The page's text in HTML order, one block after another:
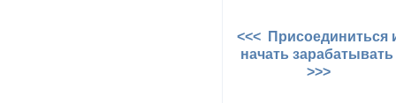
<<< Присоединиться
начать зарабатывать
>>>